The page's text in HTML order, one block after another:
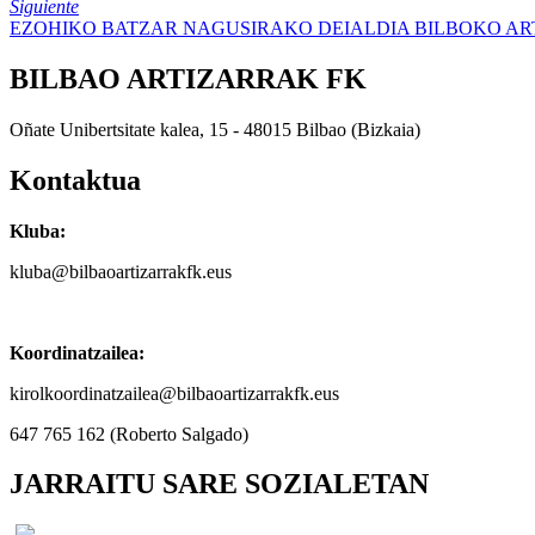
Siguiente
EZOHIKO BATZAR NAGUSIRAKO DEIALDIA BILBOKO
BILBAO ARTIZARRAK FK
Oñate Unibertsitate kalea, 15 - 48015 Bilbao (Bizkaia)
Kontaktua
Kluba:
kluba@bilbaoartizarrakfk.eus
Koordinatzailea:
kirolkoordinatzailea@bilbaoartizarrakfk.eus
647 765 162 (Roberto Salgado)
JARRAITU SARE SOZIALETAN